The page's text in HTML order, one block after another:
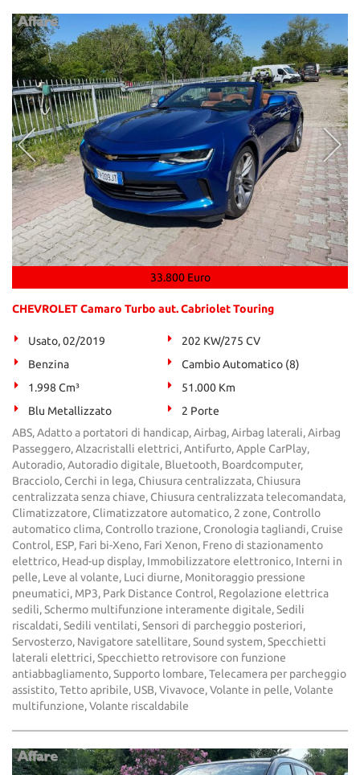
33.800 Euro
CHEVROLET Camaro Turbo aut. Cabriolet Touring
Usato, 02/2019
202 KW/275 CV
Benzina
Cambio Automatico (8)
1.998 Cm³
51.000 Km
Blu Metallizzato
2 Porte
ABS, Adatto a portatori di handicap, Airbag, Airbag laterali, Airbag
Passeggero, Alzacristalli elettrici, Antifurto, Apple CarPlay,
Autoradio, Autoradio digitale, Bluetooth, Boardcomputer,
Bracciolo, Cerchi in lega, Chiusura centralizzata, Chiusura
centralizzata senza chiave, Chiusura centralizzata telecomandata,
Climatizzatore, Climatizzatore automatico, 2 zone, Controllo
automatico clima, Controllo trazione, Cronologia tagliandi, Cruise
Control, ESP, Fari bi-Xeno, Fari Xenon, Freno di stazionamento
elettrico, Head-up display, Immobilizzatore elettronico, Interni in
pelle, Leve al volante, Luci diurne, Monitoraggio pressione
pneumatici, MP3, Park Distance Control, Regolazione elettrica
sedili, Schermo multifunzione interamente digitale, Sedili
riscaldati, Sedili ventilati, Sensori di parcheggio posteriori,
Servosterzo, Navigatore satellitare, Sound system, Specchietti
laterali elettrici, Specchietto retrovisore con funzione
antiabbagliamento, Supporto lombare, Telecamera per parcheggio
assistito, Tetto apribile, USB, Vivavoce, Volante in pelle, Volante
multifunzione, Volante riscaldabile